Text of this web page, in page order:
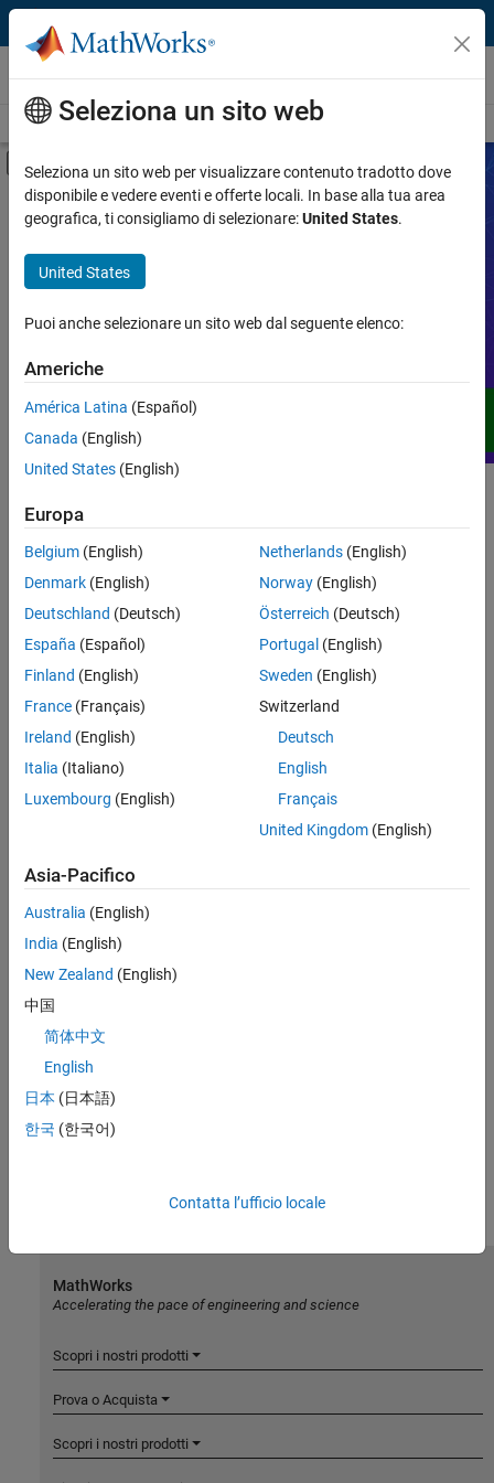
Vai al contenuto
Video
Home Video Cerca
Attiva/disattiva menu di navigazione
Prodotto
Tipo di video
Lingua
Video
soluzioni di MathWorks attraverso demo,
Cerca
Ordina per
Seleziona un sito web
Seleziona un sito web per visualizzare contenuto tradotto dove
disponibile e vedere eventi e offerte locali. In base alla tua area
geografica, ti consigliamo di selezionare:United States.
United States
Puoi anche selezionare un sito web dal seguente elenco:
Americhe
América Latina (Español)
Canada (English)
United States (English)
Europa
Belgium (English)
Denmark (English)
Deutschland (Deutsch)
España (Español)
Finland (English)
France (Français)
Ireland (English)
Italia (Italiano)
Luxembourg (English)
Netherlands(English)
Norway(English)
Österreich (Deutsch)
Portugal (English)
Sweden (English)
Switzerland
Deutsch
English
Français
United Kingdom(English)
Asia-Pacifico
Australia (English)
India (English)
New Zealand (English)
中国
简体中文
English
日本 (日本語)
한국 (한국어)
Contatta l’ufficio locale
MathWorks
Accelerating the pace of engineering and science
Scopri i nostri prodotti
Prova o Acquista
Scopri i nostri prodotti